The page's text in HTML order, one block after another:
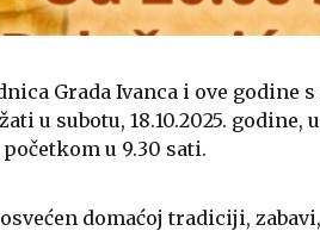
Grada Ivanca i ove
u subotu, 18.10.2025.
u 9.30 sati.
domaćoj tradiciji,